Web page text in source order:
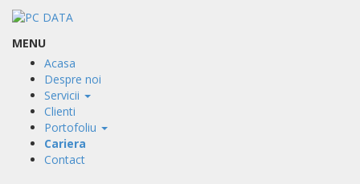
MENU
Acasa
Despre noi
Servicii
Clienti
Portofoliu
Cariera
Contact